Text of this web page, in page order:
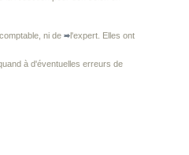
ni de
l'expert. Elles ont
à d'éventuelles erreurs de